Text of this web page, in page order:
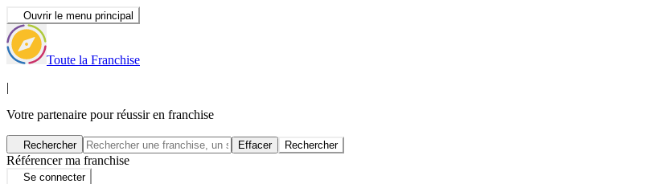
Ouvrir le menu principal
Toute la Franchise
|
Votre partenaire pour réussir en franchise
Rechercher Effacer Rechercher
Référencer ma franchise
Se connecter